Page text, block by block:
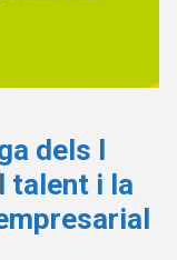
dels I
talent i la